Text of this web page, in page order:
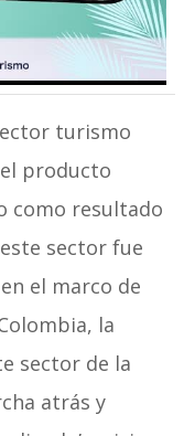
turismo
producto
como resultado
sector fue
el marco de
la
sector de la
atrás y